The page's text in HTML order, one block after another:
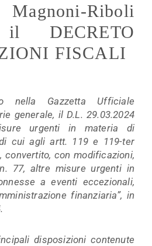
Riboli
il DECRETO
FISCALI
nella Gazzetta Ufficiale
generale, il D.L. 29.03.2024
urgenti in materia di
cui agli artt. 119 e 119-ter
convertito, con modificazioni,
77, altre misure urgenti in
a eventi eccezionali,
finanziaria”, in
disposizioni contenute